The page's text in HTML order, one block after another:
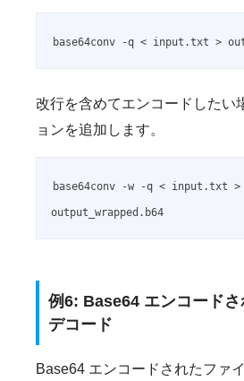
base64conv -q < input.txt >
改行を含めてエンコードしたい
ョンを追加します。
base64conv -w -q < input.txt >
output_wrapped.b64
例6: Base64 エンコード
デコード
Base64 エンコードされたファ